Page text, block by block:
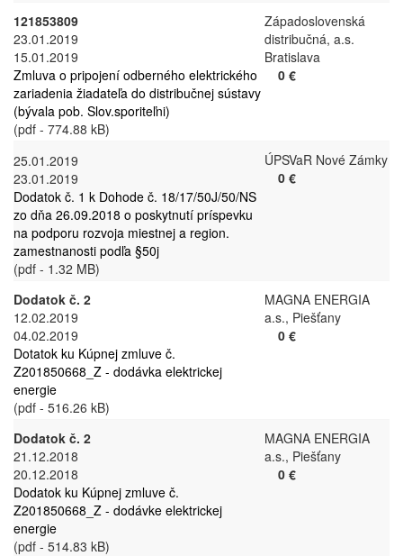
121853809
23.01.2019
15.01.2019
Zmluva o pripojení odberného elektrického
zariadenia žiadateľa do distribučnej sústavy
(bývala pob. Slov.sporiteľni)
(pdf - 774.88 kB)
Západoslovenská
distribučná, a.s.
Bratislava
0 €
25.01.2019
23.01.2019
Dodatok č. 1 k Dohode č. 18/17/50J/50/NS
zo dňa 26.09.2018 o poskytnutí príspevku
na podporu rozvoja miestnej a region.
zamestnanosti podľa §50j
(pdf - 1.32 MB)
ÚPSVaR Nové Zámky
0 €
Dodatok č. 2
12.02.2019
04.02.2019
Dotatok ku Kúpnej zmluve č.
Z201850668_Z - dodávka elektrickej
energie
(pdf - 516.26 kB)
MAGNA ENERGIA
a.s., Piešťany
0 €
Dodatok č. 2
21.12.2018
20.12.2018
Dodatok ku Kúpnej zmluve č.
Z201850668_Z - dodávke elektrickej
energie
(pdf - 514.83 kB)
MAGNA ENERGIA
a.s., Piešťany
0 €